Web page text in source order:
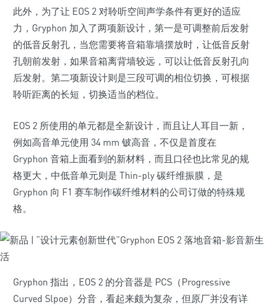
此外，为了让 EOS 2 对聆听空间声学条件有更好的适应
力，Gryphon 加入了两项新设计，第一是可调整前后发射
的低音反射孔，当您需要将音箱靠墙摆放时，让低音反射
孔朝前发射，如果音箱离背墙较远，可以让低音反射孔向
后发射。第二项新设计则是三段可调的相位切换，可根据
聆听距离的长短，切换适当的档位。
EOS 2 所使用的单元都是全新设计，而且让人耳目一新，
例如高音单元使用 34 mm 铍高音，不仅是首度在
Gryphon 音箱上面看到的新材料，而且口径也比常见的规
格更大，中低音单元则是 Thin-ply 碳纤维振膜，是
Gryphon 向 F1 赛车制作碳纤维材料的公司订做的特殊规
格。
Gryphon 指出，EOS 2 的分音器是 PCS（Progressive
Curved Slpoe）分音，看起来颇为复杂，但原厂并没有详